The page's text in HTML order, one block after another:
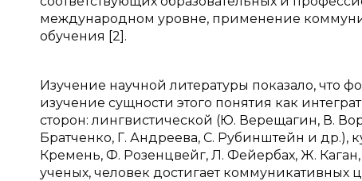
международном уровне, применение
обучения [2].
Изучение научной литературы показало, что
изучение сущности этого понятия как
сторон: лингвистической (Ю. Верещагин, В.
Братченко, Г. Андреева, С. Рубинштейн и др.),
Кремень, Ф. Розенцвейг, Л. Фейербах, Ж.
ученых, человек достигает